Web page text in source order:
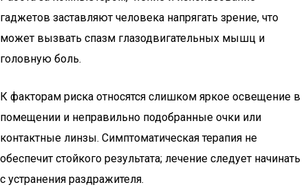
гаджетов заставляют человека напрягать зрение, что
может вызвать спазм глазодвигательных мышц и
головную боль.
К факторам риска относятся слишком яркое освещение в
помещении и неправильно подобранные очки или
контактные линзы. Симптоматическая терапия не
обеспечит стойкого результата; лечение следует начинать
с устранения раздражителя.